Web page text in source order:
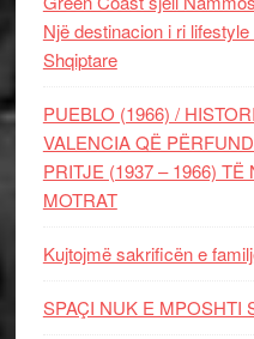
Një destinacion i ri
Shqiptare
PUEBLO (1966) /
VALENCIA QË
PRITJE (1937 – 1966)
MOTRAT
Kujtojmë sakrificën e
SPAÇI NUK E MPOSHTI